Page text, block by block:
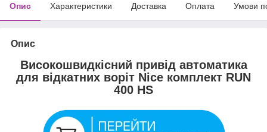
Опис Характеристики Доставка Оплата Умови
Опис
Високошвидкісний привід автоматика
для відкатних воріт Nice комплект RUN
400 HS